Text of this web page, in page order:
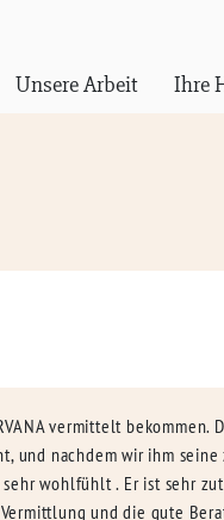
Unsere Arbeit Ihre
vermittelt
und nachdem wir ihm
wohlfühlt . Er ist sehr
und die gute